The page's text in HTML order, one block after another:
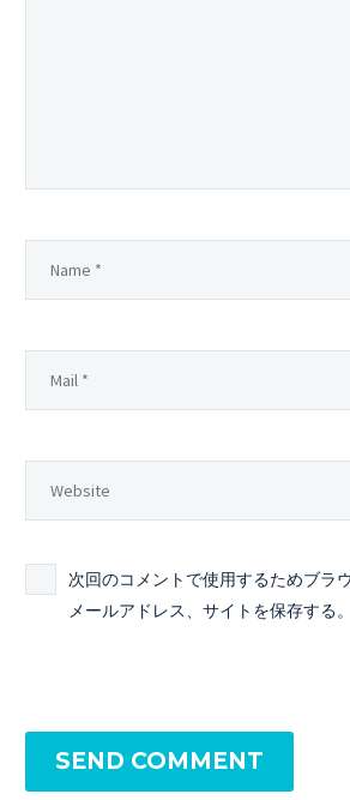
次回のコメントで使用するためブラ
メールアドレス、サイトを保存する。
SEND COMMENT